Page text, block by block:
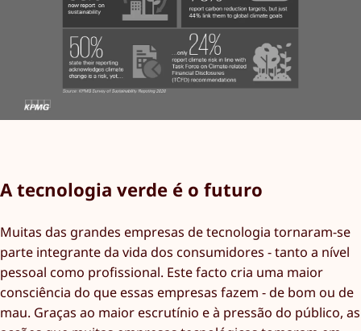
A tecnologia verde é o futuro
Muitas das grandes empresas de tecnologia tornaram-se
parte integrante da vida dos consumidores - tanto a nível
pessoal como profissional. Este facto cria uma maior
consciência do que essas empresas fazem - de bom ou de
mau. Graças ao maior escrutínio e à pressão do público, as